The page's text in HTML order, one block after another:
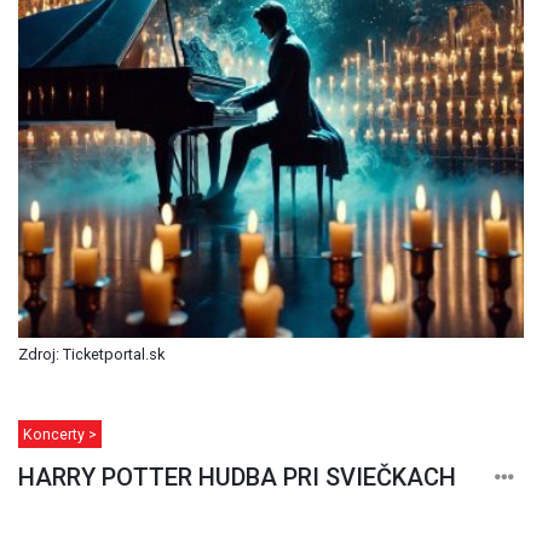
Zdroj: Ticketportal.sk
Koncerty >
HARRY POTTER HUDBA PRI SVIEČKACH